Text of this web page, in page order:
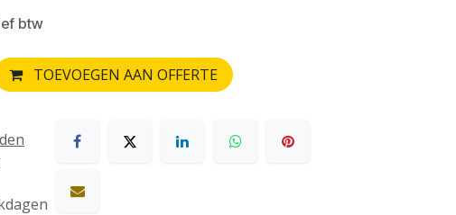
btw
TOEVOEGEN AAN OFFERTE